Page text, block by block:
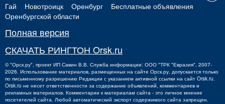
Гай Новотроицк Оренбург
Бесплатные объявления
Оренбургской области
Полная версия
СКАЧАТЬ РИНГТОН Orsk.ru
©"Орск.ру" , проект ИП Савин В.В. Служба информации: ООО "ТРК "Евразия", 2007-
2026. Использование материалов, размещенных на сайте Орск.ру, допускается только
по письменному разрешению Редакции с указанием активной ссылки на сайт Orsk.ru.
Orsk.ru не несет ответственности за содержание объявлений, комментариев и
рекламных материалов. Комментарии к материалам сайта - это личное мнение
посетителей сайта. Любой автоматический экспорт содержимого сайта запрещен.